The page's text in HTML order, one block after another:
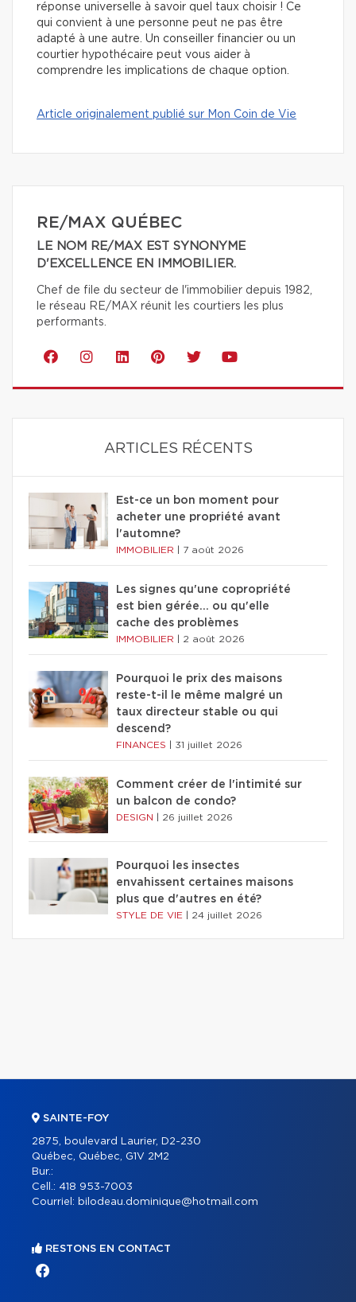
réponse universelle à savoir quel taux choisir ! Ce
qui convient à une personne peut ne pas être
adapté à une autre. Un conseiller financier ou un
courtier hypothécaire peut vous aider à
comprendre les implications de chaque option.
Article originalement publié sur Mon Coin de Vie
RE/MAX QUÉBEC
LE NOM RE/MAX EST SYNONYME
D'EXCELLENCE EN IMMOBILIER.
Chef de file du secteur de l'immobilier depuis 1982,
le réseau RE/MAX réunit les courtiers les plus
performants.
ARTICLES RÉCENTS
Est-ce un bon moment pour
acheter une propriété avant
l'automne?
IMMOBILIER 7 août 2026
Les signes qu'une copropriété
est bien gérée… ou qu'elle
cache des problèmes
IMMOBILIER 2 août 2026
Pourquoi le prix des maisons
reste-t-il le même malgré un
taux directeur stable ou qui
descend?
FINANCES 31 juillet 2026
Comment créer de l'intimité sur
un balcon de condo?
DESIGN 26 juillet 2026
Pourquoi les insectes
envahissent certaines maisons
plus que d'autres en été?
STYLE DE VIE 24 juillet 2026
SAINTE-FOY
2875, boulevard Laurier, D2-230
Québec, Québec, G1V 2M2
Bur.:
Cell.: 418 953-7003
Courriel: bilodeau.dominique@hotmail.com
RESTONS EN CONTACT